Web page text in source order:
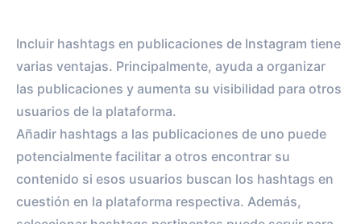
Incluir hashtags en publicaciones de Instagram tiene
varias ventajas. Principalmente, ayuda a organizar
las publicaciones y aumenta su visibilidad para otros
usuarios de la plataforma.
Añadir hashtags a las publicaciones de uno puede
potencialmente facilitar a otros encontrar su
contenido si esos usuarios buscan los hashtags en
cuestión en la plataforma respectiva. Además,